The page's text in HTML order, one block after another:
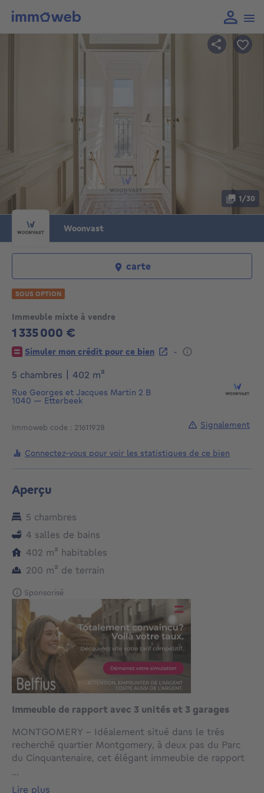
Immeuble mixte à vendre
1 335 000 €
1335000€
Simuler mon crédit pour ce bien
-
5 chambres
402 m²
Rue Georges et Jacques Martin 2 B
1040 — Etterbeek
Immoweb code : 21611928
Woonvast
1/30
carte
SOUS OPTION
Connectez-vous pour voir les statistiques de ce bien
Signalement
Aperçu
5 chambres
4 salles de bains
402 m² mètres carrés
habitables
200 m² mètres carrés
de terrain
Sponsorisé
Immeuble de rapport avec 3 unités et 3 garages
MONTGOMERY - Idéalement situé dans le très
recherché quartier Montgomery, à deux pas du Parc
du Cinquantenaire, cet élégant immeuble de rapport
appartements actuellement tous loués, générant un
...
lire plus